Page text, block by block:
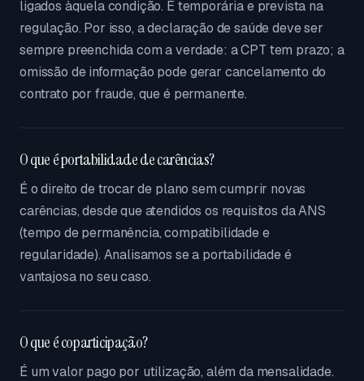
ligados àquela condição. É temporária e prevista na
regulação. Por isso, a declaração de saúde deve ser
sempre preenchida com a verdade: a CPT tem prazo; a
omissão de informação pode gerar cancelamento do
contrato por fraude, que é permanente.
O que é portabilidade de carências?
É o direito de trocar de plano sem cumprir novas
carências, desde que atendidos os requisitos da ANS
(tempo de permanência, compatibilidade e
regularidade). Analisamos se a portabilidade é
vantajosa no seu caso.
O que é coparticipação?
É um valor pago por utilização, além da mensalidade.